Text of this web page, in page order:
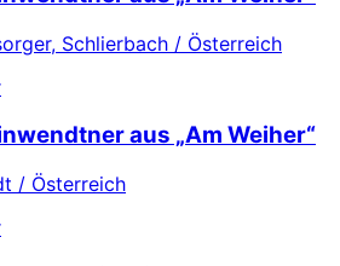
Schlierbach / Österreich
aus „Am Weiher“
/ Österreich